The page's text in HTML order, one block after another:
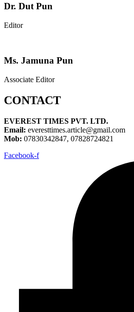
Dr. Dut Pun
Editor
Ms. Jamuna Pun
Associate Editor
CONTACT
EVEREST TIMES PVT. LTD.
Email: everesttimes.article@gmail.com
Mob: 07830342847, 07828724821
Facebook-f